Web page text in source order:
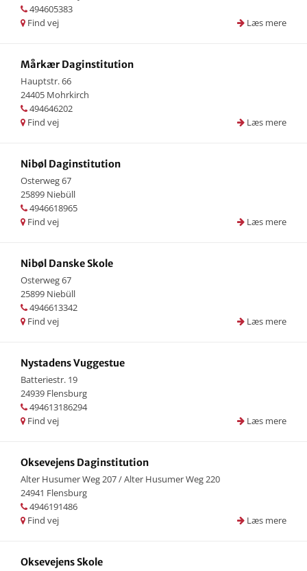
494605383
Læs mere
Find vej
Mårkær Daginstitution
Hauptstr. 66
24405 Mohrkirch
494646202
Læs mere
Find vej
Nibøl Daginstitution
Osterweg 67
25899 Niebüll
4946618965
Læs mere
Find vej
Nibøl Danske Skole
Osterweg 67
25899 Niebüll
4946613342
Læs mere
Find vej
Nystadens Vuggestue
Batteriestr. 19
24939 Flensburg
494613186294
Læs mere
Find vej
Oksevejens Daginstitution
Alter Husumer Weg 207 / Alter Husumer Weg 220
24941 Flensburg
4946191486
Læs mere
Find vej
Oksevejens Skole